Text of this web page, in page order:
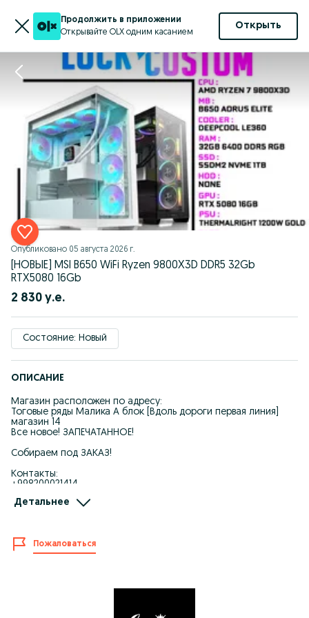
Продолжить в приложении
Открывайте OLX одним касанием
Открыть
Опубликовано 05 августа 2026 г.
[НОВЫЕ] MSI B650 WiFi Ryzen 9800X3D DDR5 32Gb
RTX5080 16Gb
2 830 у.е.
Состояние: Новый
ОПИСАНИЕ
Магазин расположен по адресу:
Тоговые ряды Малика А блок [Вдоль дороги первая линия]
магазин 14
Все новое! ЗАПЕЧАТАННОЕ!
Собираем под ЗАКАЗ!
Контакты:
+998200021414
+998200051414
ЛУЧШИЕ СБОРКИ ПО САМЫМ ВЫГОДНЫМ ЦЕНАМ!
КОНФИГУРАЦИЯ МЕНЯЕТСЯ ПО ВАШЕМУ ЖЕЛАНИЮ! ВЫ
Детальнее
Пожаловаться